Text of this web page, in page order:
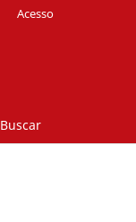
Buscar
Acesso